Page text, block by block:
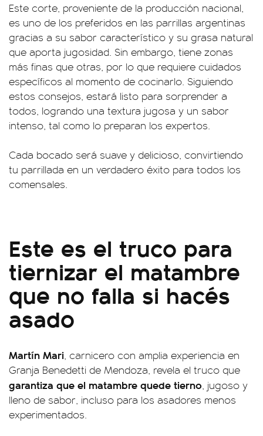
Este corte, proveniente de la producción nacional,
es uno de los preferidos en las parrillas argentinas
gracias a su sabor característico y su grasa natural
que aporta jugosidad. Sin embargo, tiene zonas
más finas que otras, por lo que requiere cuidados
específicos al momento de cocinarlo. Siguiendo
estos consejos, estará listo para sorprender a
todos, logrando una textura jugosa y un sabor
intenso, tal como lo preparan los expertos.
Cada bocado será suave y delicioso, convirtiendo
tu parrillada en un verdadero éxito para todos los
comensales.
Este es el truco para
tiernizar el matambre
que no falla si hacés
asado
Martín Mari, carnicero con amplia experiencia en
Granja Benedetti de Mendoza, revela el truco que
garantiza que el matambre quede tierno, jugoso y
lleno de sabor, incluso para los asadores menos
experimentados.